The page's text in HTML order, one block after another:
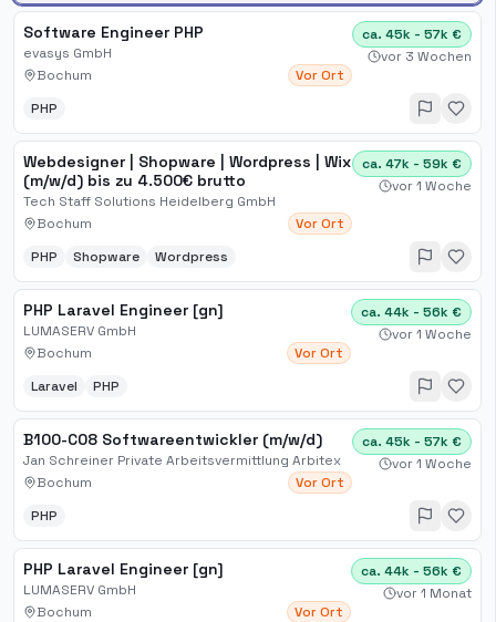
Software Engineer PHP
evasys GmbH
Bochum
Vor Ort
ca. 45k - 57k €
vor 3 Wochen
PHP
Webdesigner | Shopware | Wordpress | Wix
(m/w/d) bis zu 4.500€ brutto
Tech Staff Solutions Heidelberg GmbH
Bochum
Vor Ort
ca. 47k - 59k €
vor 1 Woche
PHP Shopware Wordpress
PHP Laravel Engineer [gn]
LUMASERV GmbH
Bochum
Vor Ort
ca. 44k - 56k €
vor 1 Woche
Laravel PHP
B100-C08 Softwareentwickler (m/w/d)
Jan Schreiner Private Arbeitsvermittlung Arbitex
Bochum
Vor Ort
ca. 45k - 57k €
vor 1 Woche
PHP
PHP Laravel Engineer [gn]
LUMASERV GmbH
Bochum
Vor Ort
ca. 44k - 56k €
vor 1 Monat